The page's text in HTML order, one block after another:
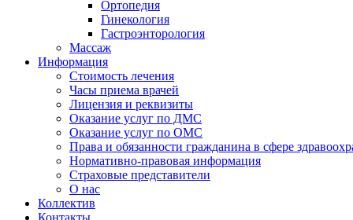
Ортопедия
Гинекология
Гастроэнторология
Массаж
Информация
Стоимость лечения
Часы приема врачей
Лицензия и реквизиты
Оказание услуг по ДМС
Оказание услуг по ОМС
Права и обязанности гражданина в сфере
Нормативно-правовая информация
Страховые представители
О нас
Коллектив
Контакты